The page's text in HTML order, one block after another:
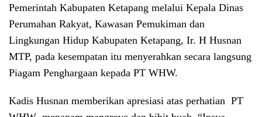
Pemerintah Kabupaten Ketapang melalui Kepala Dinas
Perumahan Rakyat, Kawasan Pemukiman dan
Lingkungan Hidup Kabupaten Ketapang, Ir. H Husnan
MTP, pada kesempatan itu menyerahkan secara langsung
Piagam Penghargaan kepada PT WHW.
Kadis Husnan memberikan apresiasi atas perhatian PT